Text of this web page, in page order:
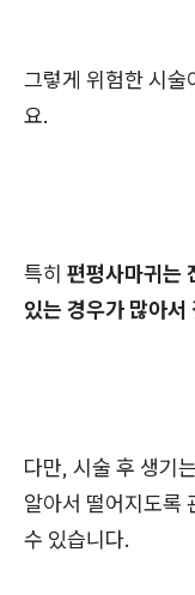
그렇게 위험한 시술
요.
특히 편평사마귀는
있는 경우가 많아서
다만, 시술 후 생기
알아서 떨어지도록
수 있습니다.